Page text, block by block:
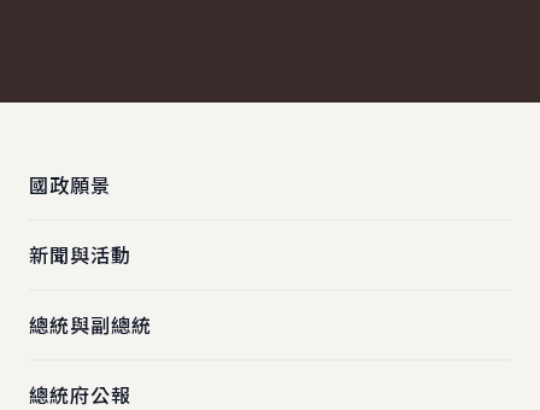
國政願景
新聞與活動
總統與副總統
總統府公報